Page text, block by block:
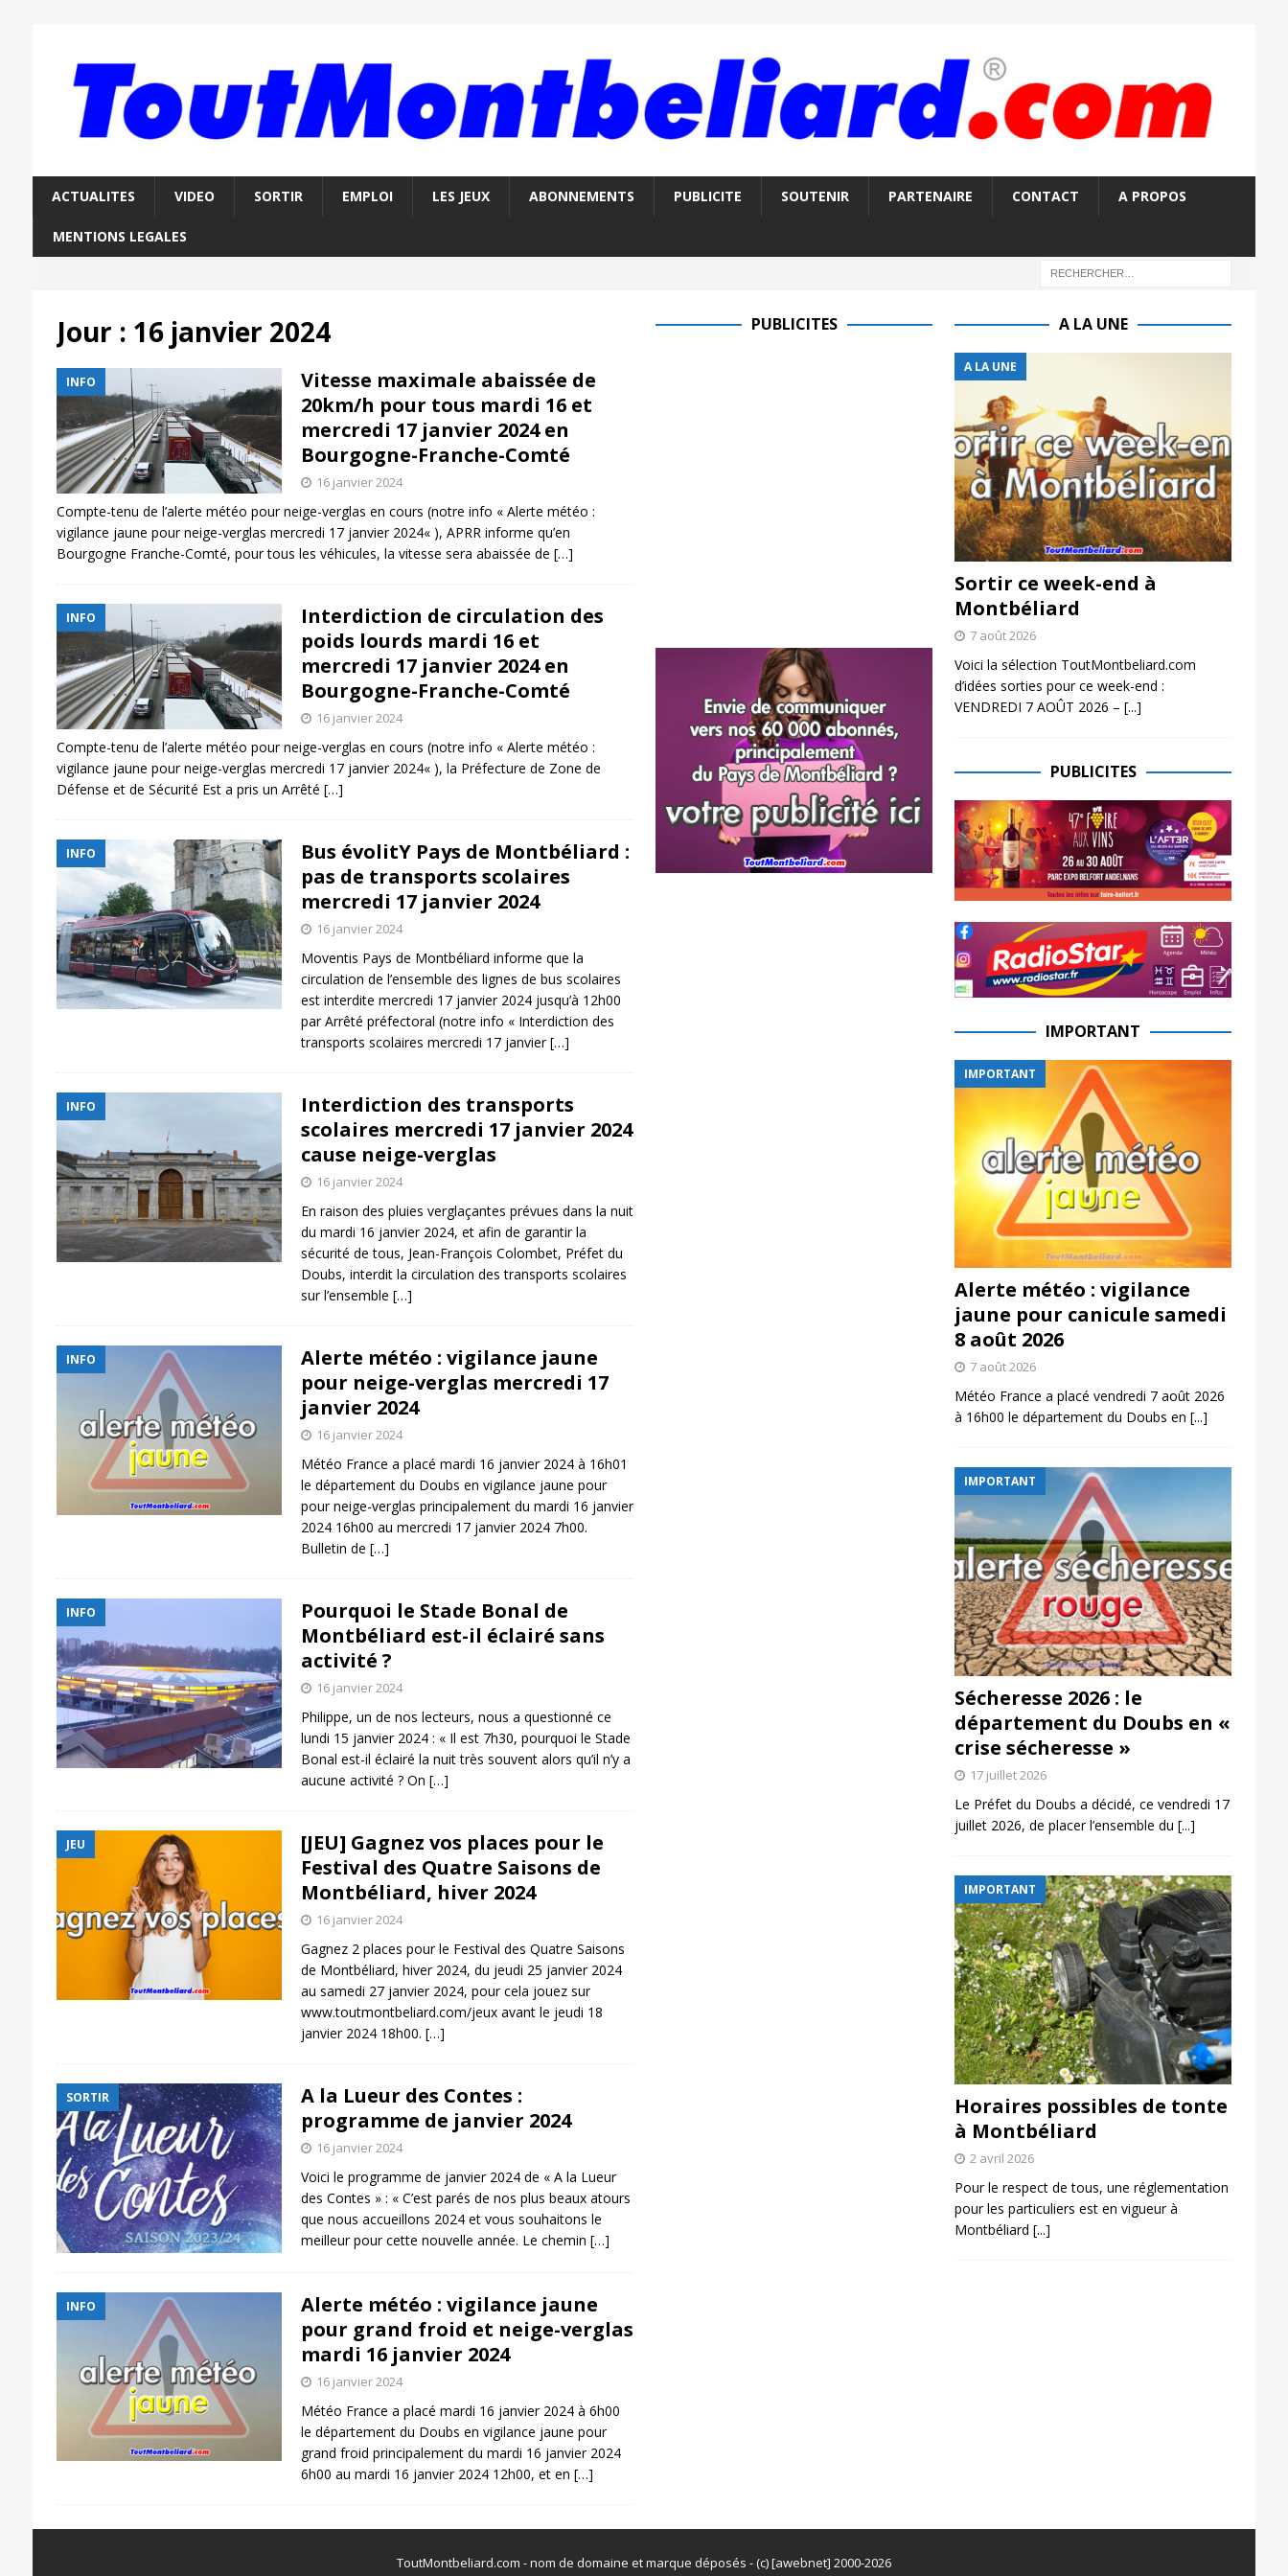
ACTUALITES VIDEO SORTIR EMPLOI LES JEUX ABONNEMENTS PUBLICITE SOUTENIR PARTENAIRE CONTACT A PROPOS
MENTIONS LEGALES
Jour : 16 janvier 2024
INFO
Vitesse maximale abaissée de
20km/h pour tous mardi 16 et
mercredi 17 janvier 2024 en
Bourgogne-Franche-Comté
16 janvier 2024
Compte-tenu de l’alerte météo pour neige-verglas en cours (notre info « Alerte météo :
vigilance jaune pour neige-verglas mercredi 17 janvier 2024« ), APRR informe qu’en
Bourgogne Franche-Comté, pour tous les véhicules, la vitesse sera abaissée de […]
INFO
Interdiction de circulation des
poids lourds mardi 16 et
mercredi 17 janvier 2024 en
Bourgogne-Franche-Comté
16 janvier 2024
Compte-tenu de l’alerte météo pour neige-verglas en cours (notre info « Alerte météo :
vigilance jaune pour neige-verglas mercredi 17 janvier 2024« ), la Préfecture de Zone de
Défense et de Sécurité Est a pris un Arrêté […]
INFO
Bus évolitY Pays de Montbéliard :
pas de transports scolaires
mercredi 17 janvier 2024
16 janvier 2024
Moventis Pays de Montbéliard informe que la
circulation de l’ensemble des lignes de bus scolaires
est interdite mercredi 17 janvier 2024 jusqu’à 12h00
par Arrêté préfectoral (notre info « Interdiction des
transports scolaires mercredi 17 janvier[…]
INFO
Interdiction des transports
scolaires mercredi 17 janvier 2024
cause neige-verglas
16 janvier 2024
En raison des pluies verglaçantes prévues dans la nuit
du mardi 16 janvier 2024, et afin de garantir la
sécurité de tous, Jean-François Colombet, Préfet du
Doubs, interdit la circulation des transports scolaires
sur l’ensemble […]
INFO
Alerte météo : vigilance jaune
pour neige-verglas mercredi 17
janvier 2024
16 janvier 2024
Météo France a placé mardi 16 janvier 2024 à 16h01
le département du Doubs en vigilance jaune pour
pour neige-verglas principalement du mardi 16 janvier
2024 16h00 au mercredi 17 janvier 2024 7h00.
Bulletin de […]
INFO
Pourquoi le Stade Bonal de
Montbéliard est-il éclairé sans
activité ?
16 janvier 2024
Philippe, un de nos lecteurs, nous a questionné ce
lundi 15 janvier 2024 : « Il est 7h30, pourquoi le Stade
Bonal est-il éclairé la nuit très souvent alors qu’il n’y a
aucune activité ? On […]
JEU
[JEU] Gagnez vos places pour le
Festival des Quatre Saisons de
Montbéliard, hiver 2024
16 janvier 2024
Gagnez 2 places pour le Festival des Quatre Saisons
de Montbéliard, hiver 2024, du jeudi 25 janvier 2024
au samedi 27 janvier 2024, pour cela jouez sur
www.toutmontbeliard.com/jeux avant le jeudi 18
janvier 2024 18h00. […]
SORTIR
A la Lueur des Contes :
programme de janvier 2024
16 janvier 2024
Voici le programme de janvier 2024 de « A la Lueur
des Contes » : « C’est parés de nos plus beaux atours
que nous accueillons 2024 et vous souhaitons le
meilleur pour cette nouvelle année. Le chemin […]
INFO
Alerte météo : vigilance jaune
pour grand froid et neige-verglas
mardi 16 janvier 2024
16 janvier 2024
Météo France a placé mardi 16 janvier 2024 à 6h00
le département du Doubs en vigilance jaune pour
grand froid principalement du mardi 16 janvier 2024
6h00 au mardi 16 janvier 2024 12h00, et en […]
PUBLICITES A LA UNE
A LA UNE
Sortir ce week-end à
Montbéliard
7 août 2026
Voici la sélection ToutMontbeliard.com
d’idées sorties pour ce week-end :
VENDREDI 7 AOÛT 2026 – [...]
PUBLICITES
IMPORTANT
IMPORTANT
Alerte météo : vigilance
jaune pour canicule samedi
8 août 2026
7 août 2026
Météo France a placé vendredi 7 août 2026
à 16h00 le département du Doubs en [...]
IMPORTANT
Sécheresse 2026 : le
département du Doubs en «
crise sécheresse »
17 juillet 2026
Le Préfet du Doubs a décidé, ce vendredi 17
juillet 2026, de placer l’ensemble du [...]
IMPORTANT
Horaires possibles de tonte
à Montbéliard
2 avril 2026
Pour le respect de tous, une réglementation
pour les particuliers est en vigueur à
Montbéliard [...]
ToutMontbeliard.com - nom de domaine et marque déposés - (c) [awebnet] 2000-2026